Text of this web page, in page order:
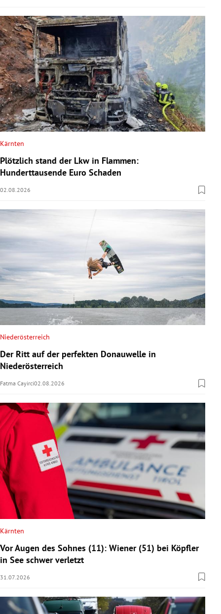
Kärnten
Plötzlich stand der Lkw in Flammen:
Hunderttausende Euro Schaden
02.08.2026
Niederösterreich
Der Ritt auf der perfekten Donauwelle in
Niederösterreich
Fatma Cayirci02.08.2026
Kärnten
Vor Augen des Sohnes (11): Wiener (51) bei Köpfler
in See schwer verletzt
31.07.2026